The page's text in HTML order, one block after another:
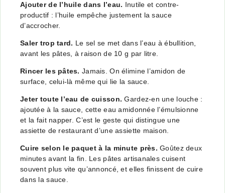
Ajouter de l’huile dans l’eau. Inutile et contre-
productif : l’huile empêche justement la sauce
d’accrocher.
Saler trop tard. Le sel se met dans l’eau à ébullition,
avant les pâtes, à raison de 10 g par litre.
Rincer les pâtes. Jamais. On élimine l’amidon de
surface, celui-là même qui lie la sauce.
Jeter toute l’eau de cuisson. Gardez-en une louche :
ajoutée à la sauce, cette eau amidonnée l’émulsionne
et la fait napper. C’est le geste qui distingue une
assiette de restaurant d’une assiette maison.
Cuire selon le paquet à la minute près. Goûtez deux
minutes avant la fin. Les pâtes artisanales cuisent
souvent plus vite qu’annoncé, et elles finissent de cuire
dans la sauce.